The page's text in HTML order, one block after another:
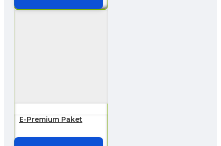
E-Premium Paket